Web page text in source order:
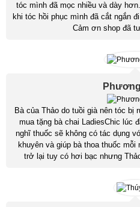
tóc mình đã mọc nhiều và dày
khi tóc hồi phục mình đã cắt ngắn
Cảm ơn shop đã
Bà của Thảo do tuồi già nên tóc bị
mua tặng bà chai LadiesChic lúc
nghĩ thuốc sẽ không có tác dụng
khuyên và giúp bà thoa thuốc
trở lại tuy có hơi bạc nhưng